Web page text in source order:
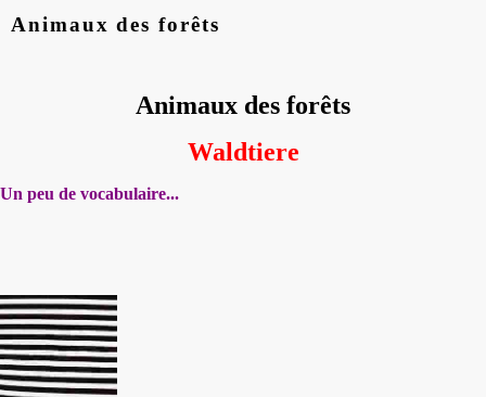
Animaux des forêts
Animaux des forêts
Waldtiere
Un peu de vocabulaire...